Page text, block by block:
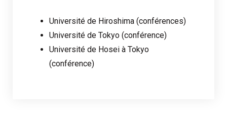
Université de Hiroshima (conférences)
Université de Tokyo (conférence)
Université de Hosei à Tokyo
(conférence)